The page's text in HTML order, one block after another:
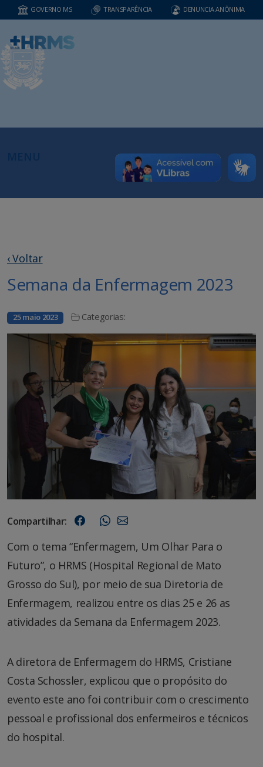
GOVERNO MS TRANSPARÊNCIA DENUNCIA ANÔNIMA
‹ Voltar
Semana da Enfermagem 2023
25 maio 2023 Categorias:
Compartilhar:
Com o tema “Enfermagem, Um Olhar Para o
Futuro”, o HRMS (Hospital Regional de Mato
Grosso do Sul), por meio de sua Diretoria de
Enfermagem, realizou entre os dias 25 e 26 as
atividades da Semana da Enfermagem 2023.
A diretora de Enfermagem do HRMS, Cristiane
Costa Schossler, explicou que o propósito do
evento este ano foi contribuir com o crescimento
pessoal e profissional dos enfermeiros e técnicos
do hospital.